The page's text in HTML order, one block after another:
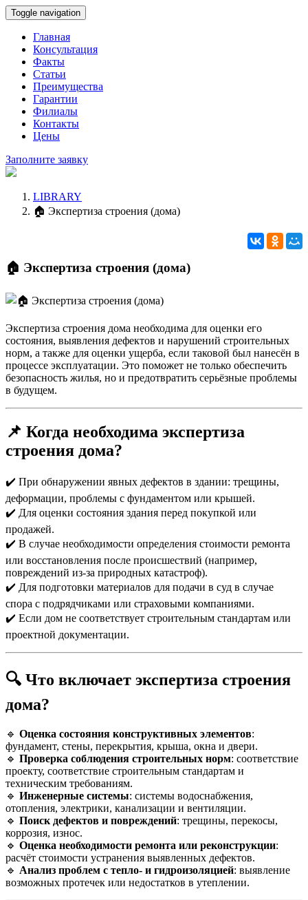
Toggle navigation
Главная
Консультация
Факты
Статьи
Преимущества
Гарантии
Филиалы
Контакты
Цены
Заполните заявку
LIBRARY
🏠 Экспертиза строения (дома)
🏠 Экспертиза строения (дома)
Экспертиза строения дома необходима для оценки его
состояния, выявления дефектов и нарушений строительных
норм, а также для оценки ущерба, если таковой был нанесён в
процессе эксплуатации. Это поможет не только обеспечить
безопасность жилья, но и предотвратить серьёзные проблемы
в будущем.
📌 Когда необходима экспертиза
строения дома?
✔️ При обнаружении явных дефектов в здании: трещины,
деформации, проблемы с фундаментом или крышей.
✔️ Для оценки состояния здания перед покупкой или
продажей.
✔️ В случае необходимости определения стоимости ремонта
или восстановления после происшествий (например,
повреждений из-за природных катастроф).
✔️ Для подготовки материалов для подачи в суд в случае
спора с подрядчиками или страховыми компаниями.
✔️ Если дом не соответствует строительным стандартам или
проектной документации.
🔍 Что включает экспертиза строения
дома?
🔹 Оценка состояния конструктивных элементов:
фундамент, стены, перекрытия, крыша, окна и двери.
🔹 Проверка соблюдения строительных норм: соответствие
проекту, соответствие строительным стандартам и
техническим требованиям.
🔹 Инженерные системы: системы водоснабжения,
отопления, электрики, канализации и вентиляции.
🔹 Поиск дефектов и повреждений: трещины, перекосы,
коррозия, износ.
🔹 Оценка необходимости ремонта или реконструкции:
расчёт стоимости устранения выявленных дефектов.
🔹 Анализ проблем с тепло- и гидроизоляцией: выявление
возможных протечек или недостатков в утеплении.